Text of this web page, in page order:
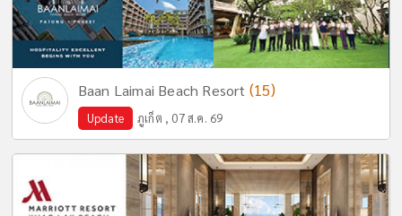
Baan Laimai Beach Resort (15)
Update ภูเก็ต , 07 ส.ค. 69